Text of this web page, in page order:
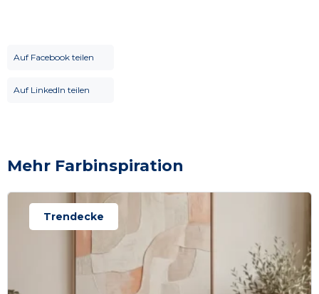
Auf Facebook teilen
Auf LinkedIn teilen
Mehr Farbinspiration
Trendecke